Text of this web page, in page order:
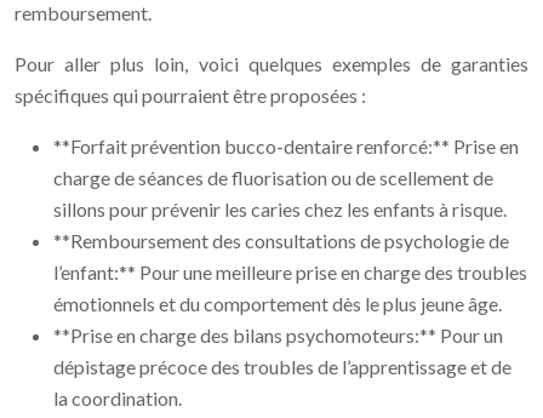
remboursement.
Pour aller plus loin, voici quelques exemples de garanties
spécifiques qui pourraient être proposées :
**Forfait prévention bucco-dentaire renforcé:** Prise en
charge de séances de fluorisation ou de scellement de
sillons pour prévenir les caries chez les enfants à risque.
**Remboursement des consultations de psychologie de
l’enfant:** Pour une meilleure prise en charge des troubles
émotionnels et du comportement dès le plus jeune âge.
**Prise en charge des bilans psychomoteurs:** Pour un
dépistage précoce des troubles de l’apprentissage et de
la coordination.